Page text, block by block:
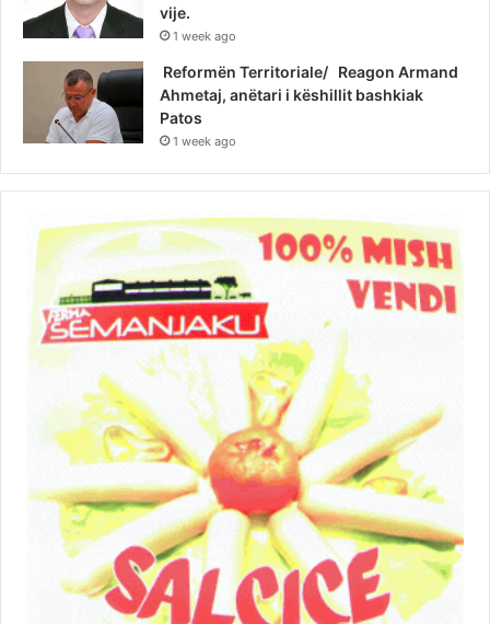
vije.
1 week ago
Reformën Territoriale/ Reagon Armand
Ahmetaj, anëtari i këshillit bashkiak
Patos
1 week ago